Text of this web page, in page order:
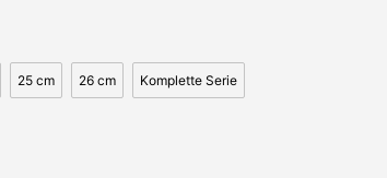
25 cm 26 cm Komplette Serie